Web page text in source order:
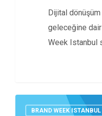
Dijital
geleceğine
Week Istanbul
BRAND WEEK ISTANBUL